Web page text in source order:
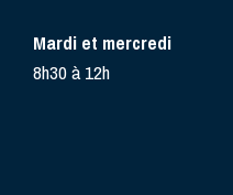
Mardi et mercredi
8h30 à 12h